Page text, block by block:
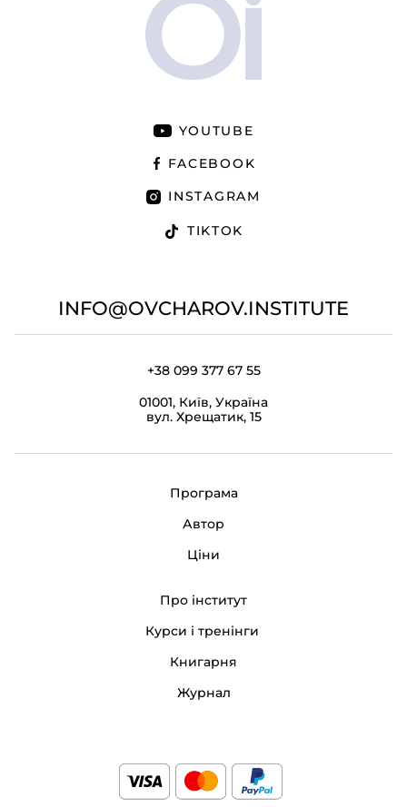
YOUTUBE
FACEBOOK
INSTAGRAM
TIKTOK
INFO@OVCHAROV.INSTITUTE
+38 099 377 67 55
01001, Київ, Україна
вул. Хрещатик, 15
Програма
Автор
Ціни
Про інститут
Курси і тренінги
Книгарня
Журнал